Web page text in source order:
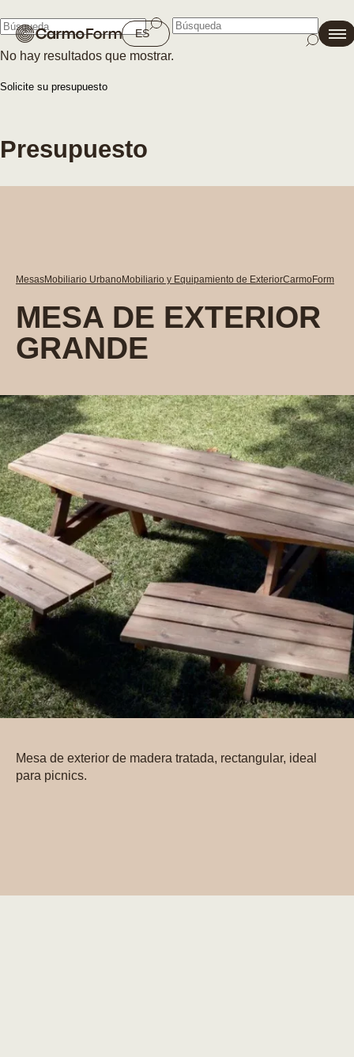
ES
No hay resultados que mostrar.
Solicite su presupuesto
Cerrar
Presupuesto
MesasMobiliario UrbanoMobiliario y Equipamiento de ExteriorCarmoForm
MESA DE EXTERIOR
GRANDE
Mesa de exterior de madera tratada, rectangular, ideal
para picnics.